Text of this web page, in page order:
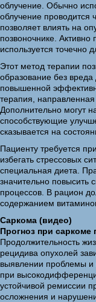
облучение. Обычно
облучение проводится
позволяет влиять на
позвоночнике. Активно
используется точечно
Этот метод терапии
образование без
повышенной
терапия, направленная
Дополнительно могут
способствующие
сказывается на
Пациенту требуется
избегать стрессовых
специальная диета.
значительно повысить
процессов. В рацион
содержанием
Саркома (видео)
Прогноз при саркоме
Продолжительность
рецидива опухолей
выявлении проблемы и
при
устойчивой ремиссии
осложнения и